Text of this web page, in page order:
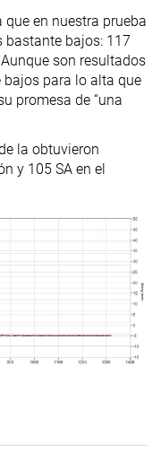
en nuestra prueba
bastante bajos: 117
son resultados
bajos para lo alta que
promesa de “una
la obtuvieron
y 105 SA en el